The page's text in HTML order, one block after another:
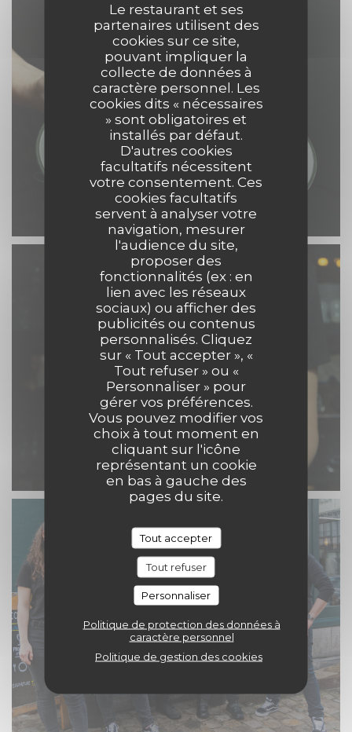
Le restaurant et ses
partenaires utilisent des
cookies sur ce site,
pouvant impliquer la
collecte de données à
caractère personnel. Les
cookies dits « nécessaires
» sont obligatoires et
installés par défaut.
D'autres cookies
facultatifs nécessitent
votre consentement. Ces
cookies facultatifs
servent à analyser votre
navigation, mesurer
l'audience du site,
proposer des
fonctionnalités (ex : en
lien avec les réseaux
sociaux) ou afficher des
publicités ou contenus
personnalisés. Cliquez
sur « Tout accepter », «
Tout refuser » ou «
Personnaliser » pour
gérer vos préférences.
Vous pouvez modifier vos
choix à tout moment en
cliquant sur l'icône
représentant un cookie
en bas à gauche des
pages du site.
Tout accepter
Tout refuser
Personnaliser
Politique de protection des données à
caractère personnel
Politique de gestion des cookies